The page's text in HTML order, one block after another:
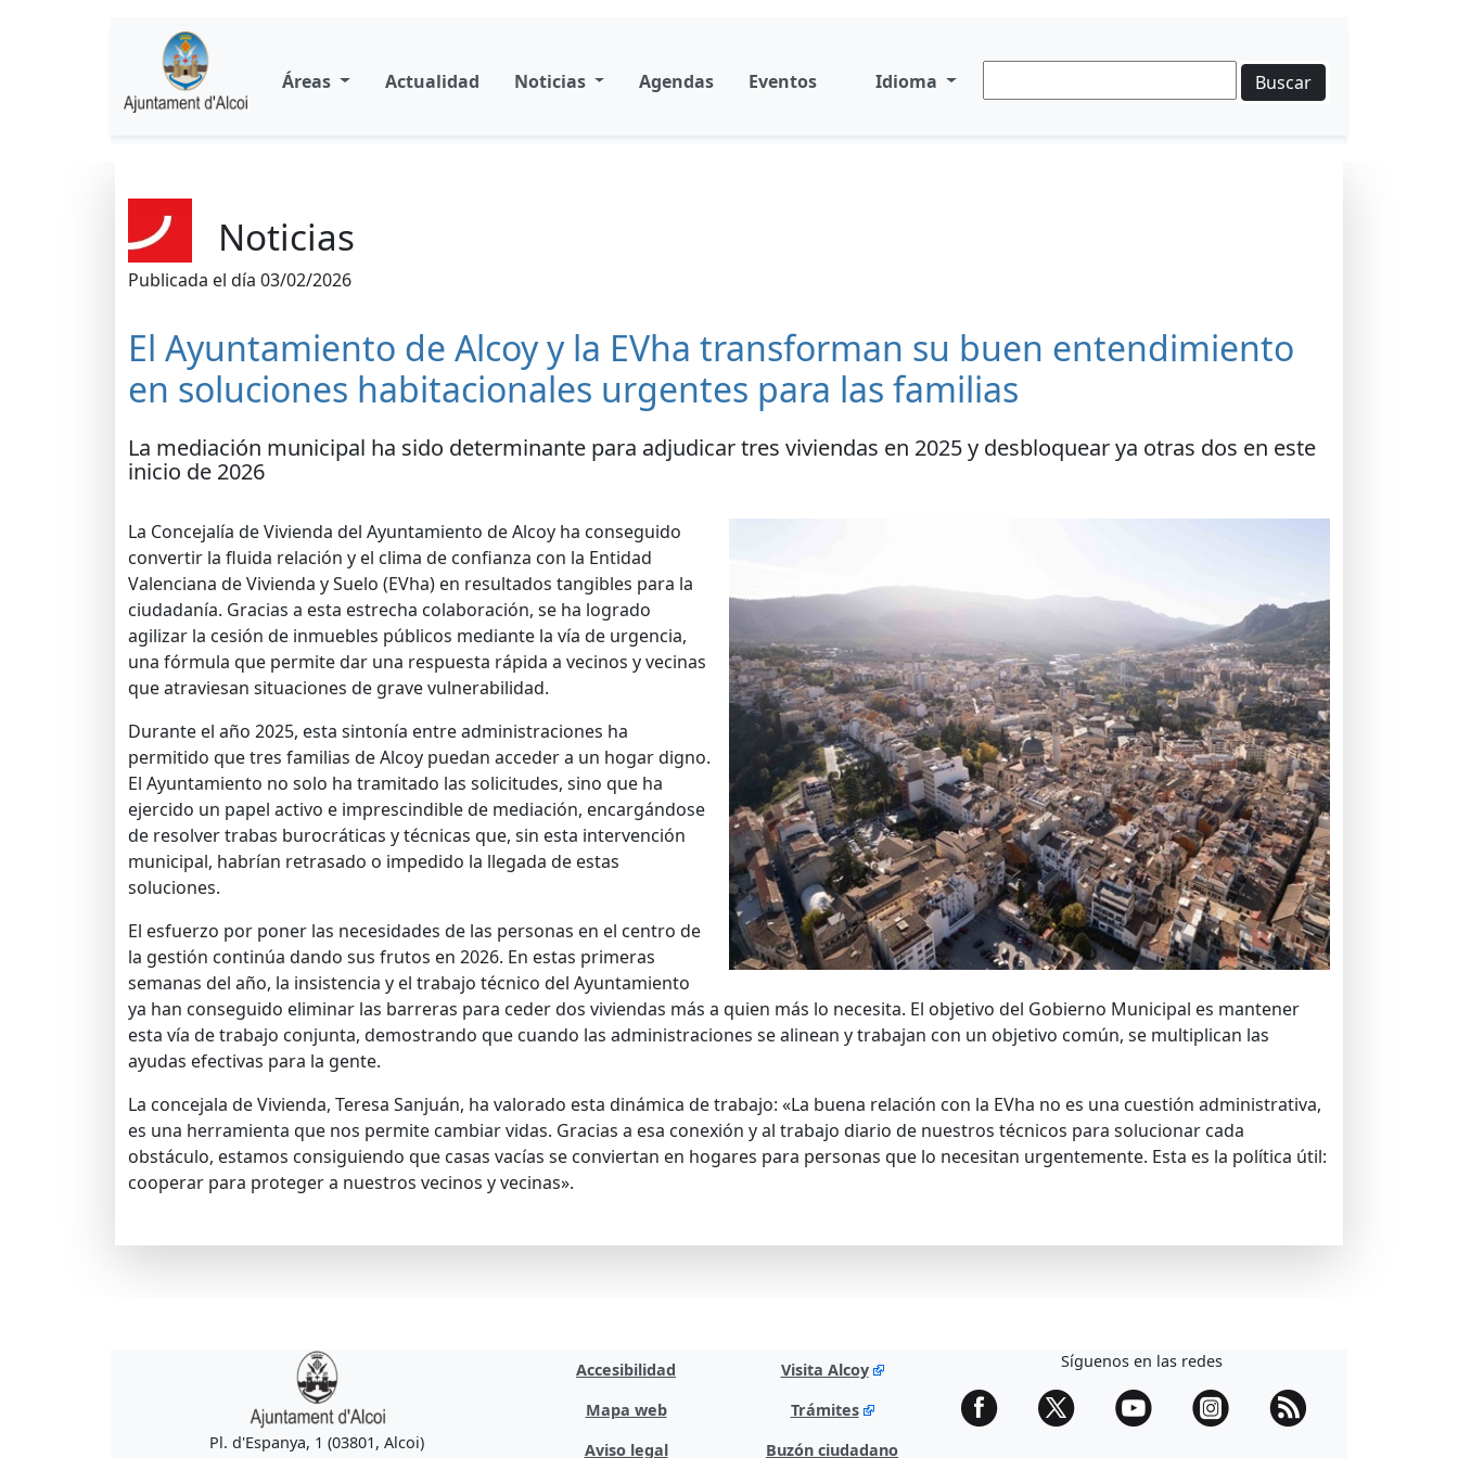
Áreas Actualidad Noticias Agendas Eventos Idioma Buscar
Noticias
Publicada el día 03/02/2026
El Ayuntamiento de Alcoy y la EVha transforman su buen entendimiento
en soluciones habitacionales urgentes para las familias
La mediación municipal ha sido determinante para adjudicar tres viviendas en 2025 y desbloquear ya otras dos en este
inicio de 2026
La Concejalía de Vivienda del Ayuntamiento de Alcoy ha conseguido
convertir la fluida relación y el clima de confianza con la Entidad
Valenciana de Vivienda y Suelo (EVha) en resultados tangibles para la
ciudadanía. Gracias a esta estrecha colaboración, se ha logrado
agilizar la cesión de inmuebles públicos mediante la vía de urgencia,
una fórmula que permite dar una respuesta rápida a vecinos y vecinas
que atraviesan situaciones de grave vulnerabilidad.
Durante el año 2025, esta sintonía entre administraciones ha
permitido que tres familias de Alcoy puedan acceder a un hogar digno.
El Ayuntamiento no solo ha tramitado las solicitudes, sino que ha
ejercido un papel activo e imprescindible de mediación, encargándose
de resolver trabas burocráticas y técnicas que, sin esta intervención
municipal, habrían retrasado o impedido la llegada de estas
soluciones.
El esfuerzo por poner las necesidades de las personas en el centro de
la gestión continúa dando sus frutos en 2026. En estas primeras
semanas del año, la insistencia y el trabajo técnico del Ayuntamiento
ya han conseguido eliminar las barreras para ceder dos viviendas más a quien más lo necesita. El objetivo del Gobierno Municipal es mantener
esta vía de trabajo conjunta, demostrando que cuando las administraciones se alinean y trabajan con un objetivo común, se multiplican las
ayudas efectivas para la gente.
La concejala de Vivienda, Teresa Sanjuán, ha valorado esta dinámica de trabajo: «La buena relación con la EVha no es una cuestión administrativa,
es una herramienta que nos permite cambiar vidas. Gracias a esa conexión y al trabajo diario de nuestros técnicos para solucionar cada
obstáculo, estamos consiguiendo que casas vacías se conviertan en hogares para personas que lo necesitan urgentemente. Esta es la política útil:
cooperar para proteger a nuestros vecinos y vecinas».
Pl. d'Espanya, 1 (03801, Alcoi)
Accesibilidad
Mapa web
Aviso legal
Visita Alcoy
Trámites
Buzón ciudadano
Síguenos en las redes